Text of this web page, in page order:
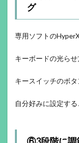
グ
専用ソフトの
キーボードの光ら
キースイッチのボ
自分好みに設定する